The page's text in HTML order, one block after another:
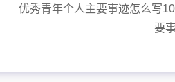
优秀青年个人主要事迹怎么写
要